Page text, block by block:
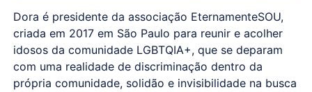
Dora é presidente da associação EternamenteSOU,
criada em 2017 em São Paulo para reunir e acolher
idosos da comunidade LGBTQIA+, que se deparam
com uma realidade de discriminação dentro da
própria comunidade, solidão e invisibilidade na busca